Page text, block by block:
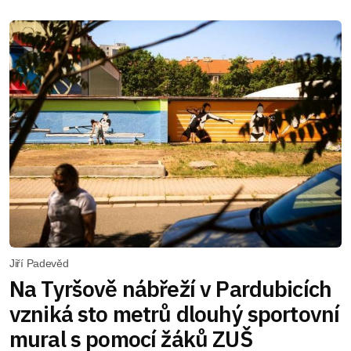
Jiří Padevěd
Na Tyršově nábřeží v Pardubicích
vzniká sto metrů dlouhý sportovní
mural s pomocí žáků ZUŠ